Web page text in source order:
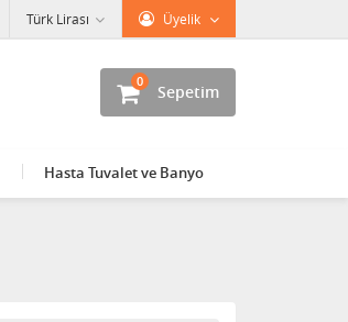
Üyelik
Türk Lirası
Sepetim
0
Hasta Tuvalet ve Banyo